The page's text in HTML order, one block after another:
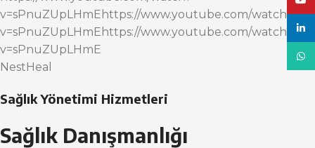
v=sPnuZUpLHmEhttps://www.youtube.com/watch?
v=sPnuZUpLHmEhttps://www.youtube.com/watch?
v=sPnuZUpLHmE
NestHeal
Sağlık Yönetimi Hizmetleri
Sağlık Danışmanlığı